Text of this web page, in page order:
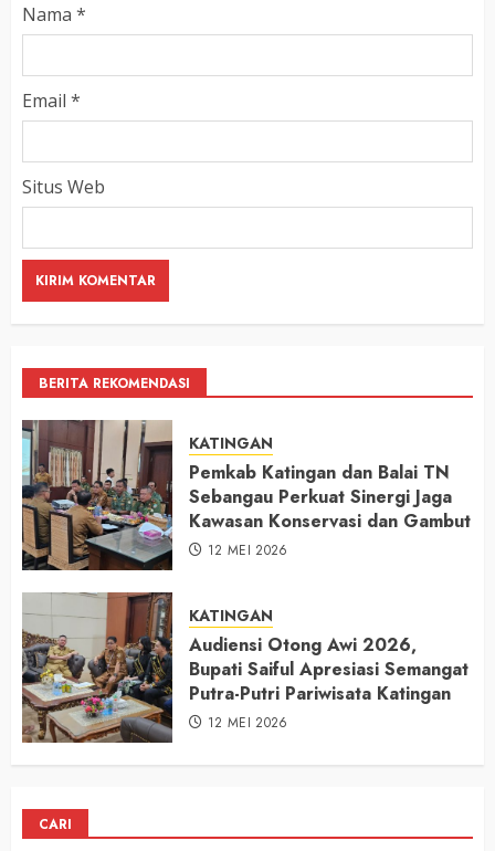
Nama *
Email *
Situs Web
BERITA REKOMENDASI
KATINGAN
Pemkab Katingan dan Balai TN
Sebangau Perkuat Sinergi Jaga
Kawasan Konservasi dan Gambut
12 MEI 2026
KATINGAN
Audiensi Otong Awi 2026,
Bupati Saiful Apresiasi Semangat
Putra-Putri Pariwisata Katingan
12 MEI 2026
CARI